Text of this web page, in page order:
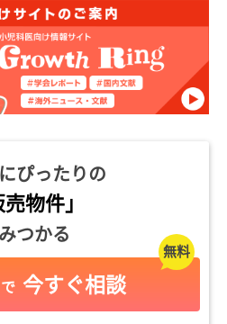
ぴったりの
売物件」
つかる
で 今すぐ相談